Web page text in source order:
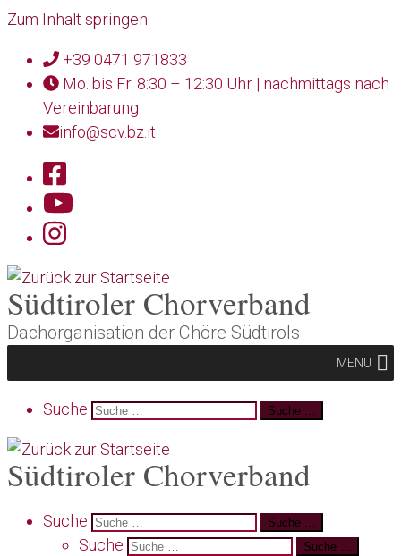
Zum Inhalt springen
+39 0471 971833
Mo. bis Fr. 8:30 – 12:30 Uhr | nachmittags nach
Vereinbarung
info@scv.bz.it
Südtiroler Chorverband
Dachorganisation der Chöre Südtirols
MENU
Search
Suche Suche …
Südtiroler Chorverband
Search
Suche Suche …
Suche
Suche …